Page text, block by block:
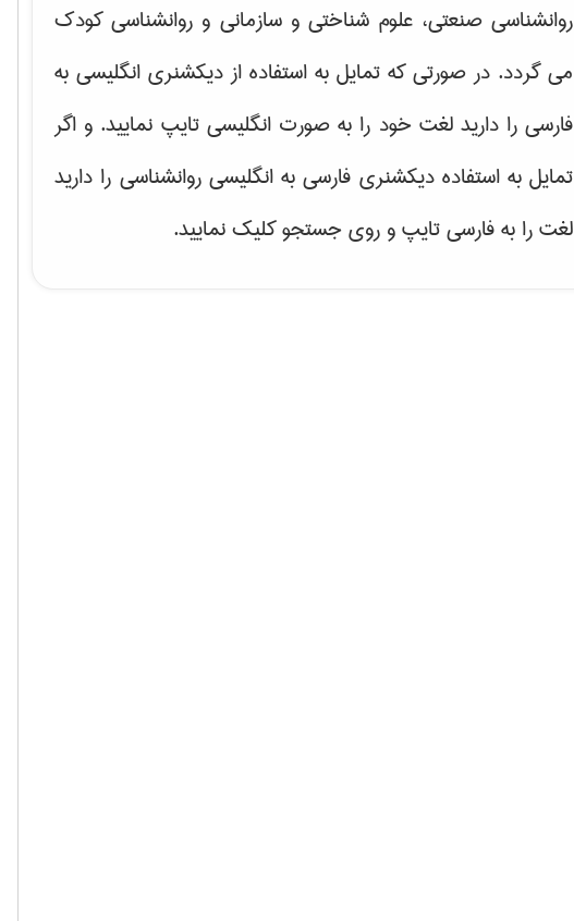
روانشناسی صنعتی، علوم شناختی و سازمانی و روانشناسی کودک
می گردد. در صورتی که تمایل به استفاده از دیکشنری انگلیسی به
فارسی را دارید لغت خود را به صورت انگلیسی تایپ نمایید. و اگر
تمایل به استفاده دیکشنری فارسی به انگلیسی روانشناسی را دارید
لغت را به فارسی تایپ و روی جستجو کلیک نمایید.